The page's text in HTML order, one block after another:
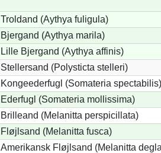
Troldand (Aythya fuligula)
Bjergand (Aythya marila)
Lille Bjergand (Aythya affinis)
Stellersand (Polysticta stelleri)
Kongeederfugl (Somateria spectabilis)
Ederfugl (Somateria mollissima)
Brilleand (Melanitta perspicillata)
Fløjlsand (Melanitta fusca)
Amerikansk Fløjlsand (Melanitta